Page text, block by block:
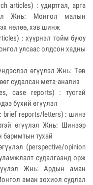
articles) : удиртгал, арга
Жнь: Монгол малын
нөлөө, хэв шинж
: хүүрнэл тойм буюу
улсаас олдсон хадны
өгүүлэл Жнь: Төв
судалсан мета-анализ
case reports) : тусгай
бүхий өгүүлэл
brief reports/letters) : шинэ
өгүүлэл Жнь: Шинээр
баримтын тухай
(perspective/opinion
судалгаанд орж
Жнь: Ардын аман
аман зохиол судлал